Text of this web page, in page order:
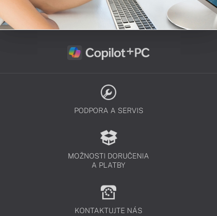
PODPORA A SERVIS
MOŽNOSTI DORUČENIA
A PLATBY
KONTAKTUJTE NÁS